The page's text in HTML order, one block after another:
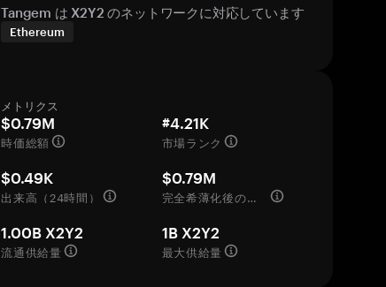
Tangem は X2Y2 のネットワークに対応しています
Ethereum
メトリクス
$0.79M
時価総額
#4.21K
市場ランク
$0.49K
出来高（24時間）
$0.79M
完全希薄化後の評価額
1.00B X2Y2
流通供給量
1B X2Y2
最大供給量